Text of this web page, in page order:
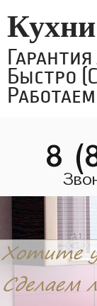
Быстро
Работаем
8